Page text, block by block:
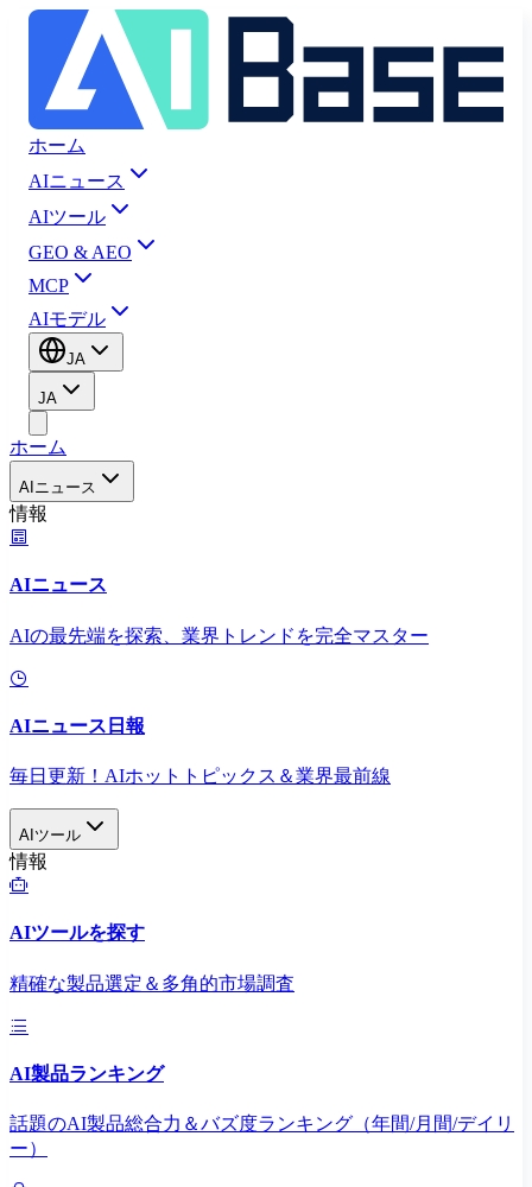
ホーム
AIニュース
AIツール
GEO & AEO
MCP
AIモデル
JA
JA
ホーム
AIニュース
情報
AIニュース
AIの最先端を探索、業界トレンドを完全マスター
AIニュース日報
毎日更新！AIホットトピックス＆業界最前線
AIツール
情報
AIツールを探す
精確な製品選定＆多角的市場調査
AI製品ランキング
話題のAI製品総合力＆バズ度ランキング（年間/月間/デイリ
ー）